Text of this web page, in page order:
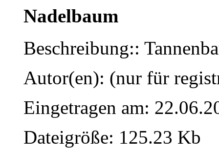
Nadelbaum
Beschreibung::
Autor(en): (nur für
Eingetragen am:
Dateigröße: 125.23 Kb